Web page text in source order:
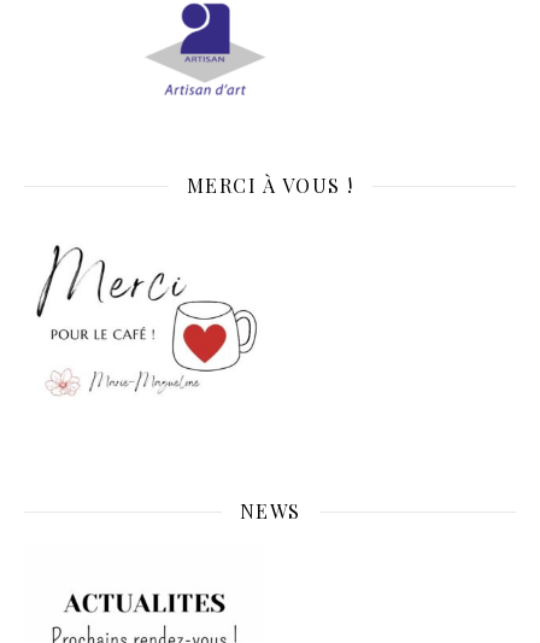
MERCI À VOUS !
NEWS